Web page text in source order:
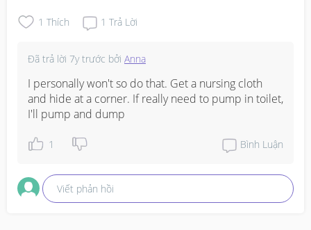
1 Thích 1 Trả Lời
Đã trả lời 7y trước bởi Anna
I personally won't so do that. Get a nursing cloth
and hide at a corner. If really need to pump in toilet,
I'll pump and dump
1 Bình Luận
Viết phản hồi